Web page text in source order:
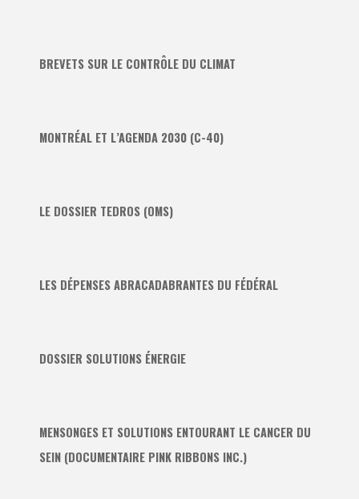
BREVETS SUR LE CONTRÔLE DU CLIMAT
MONTRÉAL ET L’AGENDA 2030 (C-40)
LE DOSSIER TEDROS (OMS)
LES DÉPENSES ABRACADABRANTES DU FÉDÉRAL
DOSSIER SOLUTIONS ÉNERGIE
MENSONGES ET SOLUTIONS ENTOURANT LE CANCER DU
SEIN (DOCUMENTAIRE PINK RIBBONS INC.)